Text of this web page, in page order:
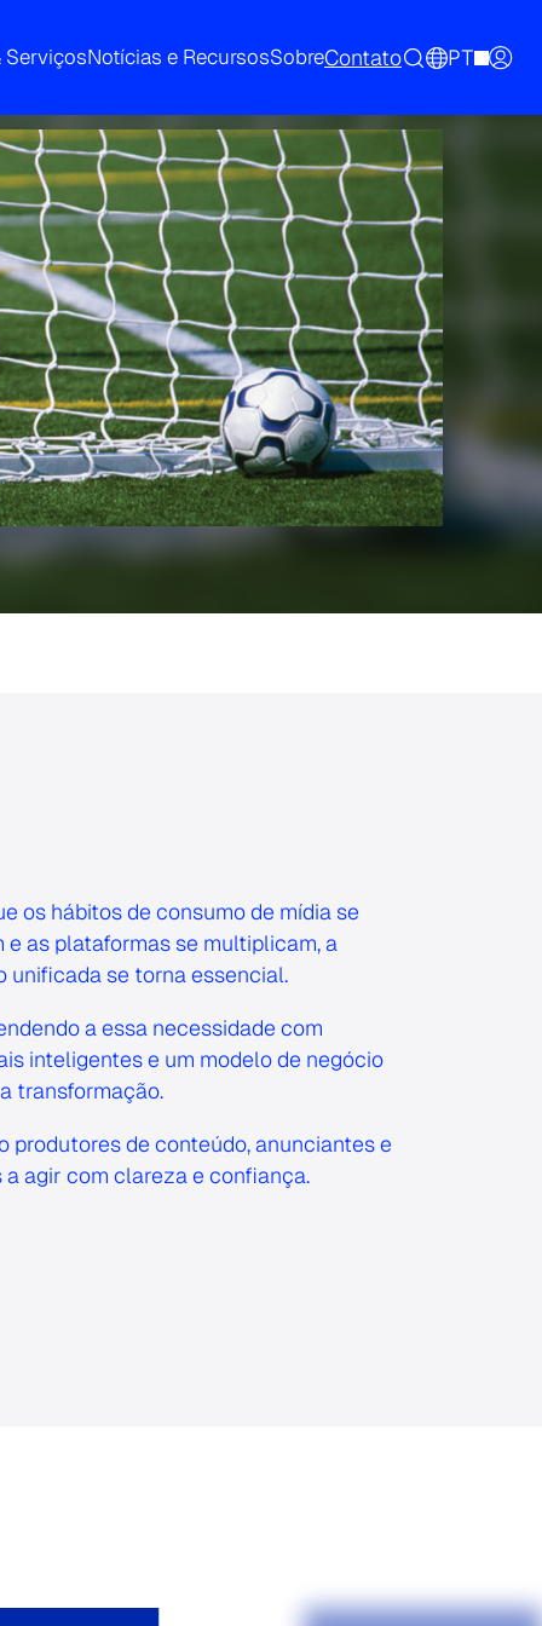
ServiçosNotícias e RecursosSobreContato PT
os hábitos de consumo de mídia se
e as plataformas se multiplicam, a
unificada se torna essencial.
a essa necessidade com
inteligentes e um modelo de negócio
transformação.
produtores de conteúdo, anunciantes e
a agir com clareza e confiança.